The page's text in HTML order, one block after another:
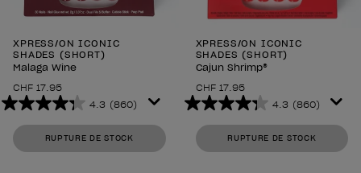
XPRESS/ON ICONIC
SHADES (SHORT)
Malaga Wine
CHF 17.95
4.3 (860)
4.3
sur
5
RUPTURE DE STOCK
XPRESS/ON ICONIC
SHADES (SHORT)
Cajun Shrimp®
CHF 17.95
4.3 (860)
4.3
sur
5
RUPTURE DE STOCK